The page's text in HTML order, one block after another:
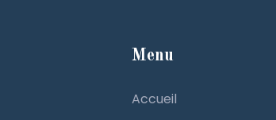
Menu
Accueil